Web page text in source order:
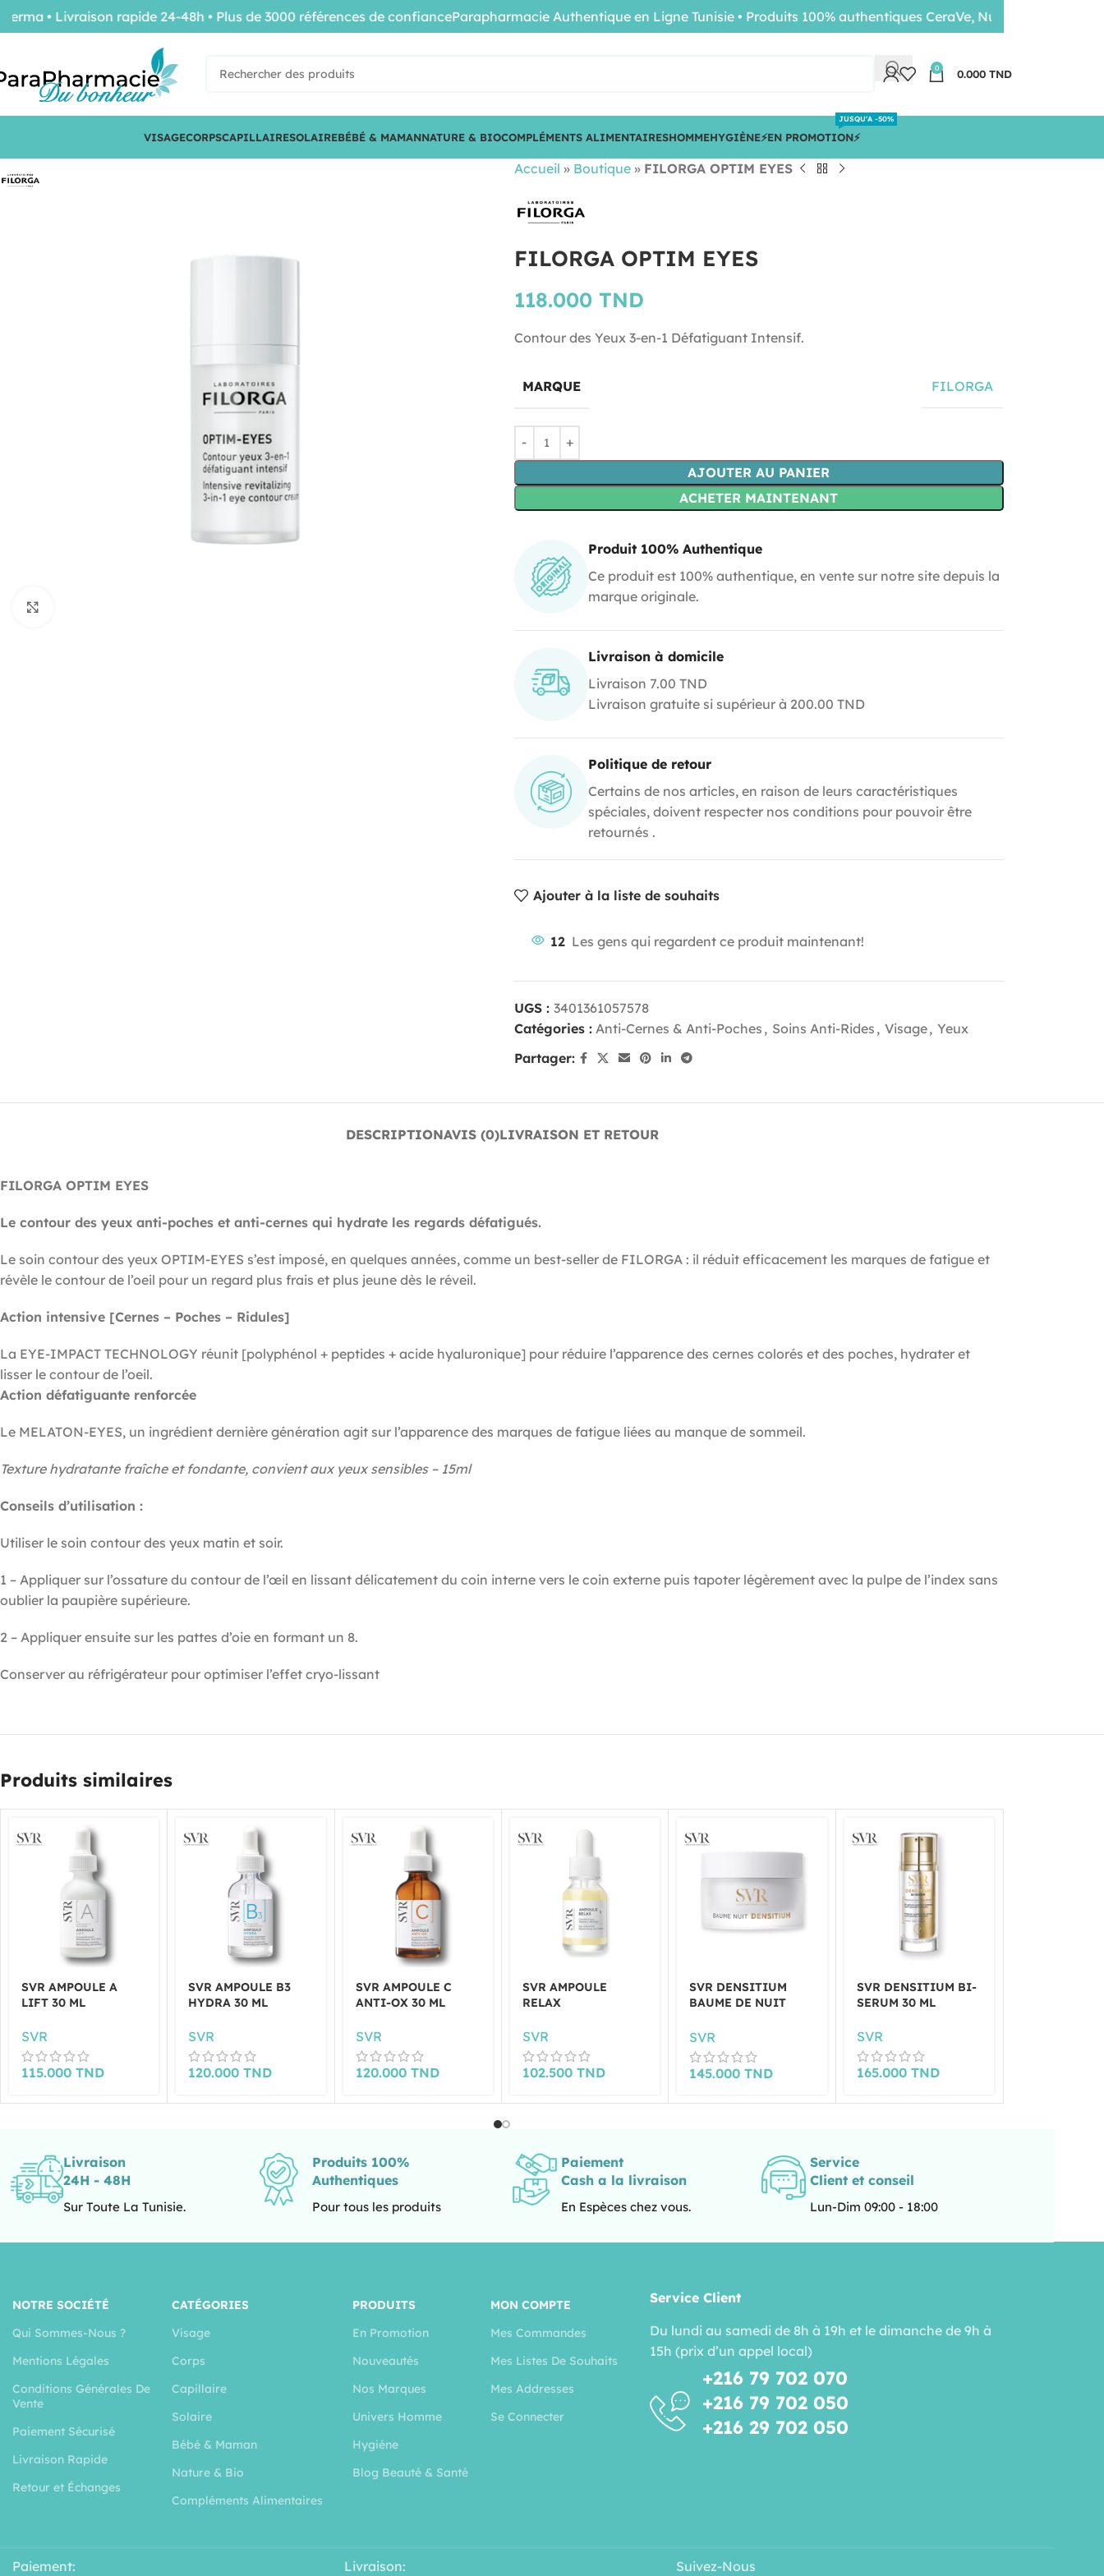
0 0.000 TND
VISAGECORPSCAPILLAIRESOLAIREBÉBÉ & MAMANNATURE & BIOCOMPLÉMENTS ALIMENTAIRESHOMMEHYGIÈNE⚡️EN PROMOTION⚡️
JUSQU'A -50%
Accueil » Boutique» FILORGA OPTIM EYES
FILORGA OPTIM EYES
118.000 TND
Contour des Yeux 3-en-1 Défatiguant Intensif.
MARQUE FILORGA
AJOUTER AU PANIER
ACHETER MAINTENANT
Produit 100% Authentique
Ce produit est 100% authentique, en vente sur notre site depuis la
marque originale.
Livraison à domicile
Livraison 7.00 TND
Livraison gratuite si supérieur à 200.00 TND
Politique de retour
Certains de nos articles, en raison de leurs caractéristiques
spéciales, doivent respecter nos conditions pour pouvoir être
retournés .
Ajouter à la liste de souhaits
12 Les gens qui regardent ce produit maintenant!
UGS : 3401361057578
Catégories : Anti-Cernes & Anti-Poches , Soins Anti-Rides , Visage, Yeux
Partager:
DESCRIPTIONAVIS (0)LIVRAISON ET RETOUR
FILORGA OPTIM EYES
Le contour des yeux anti-poches et anti-cernes qui hydrate les regards défatigués.
Le soin contour des yeux OPTIM-EYES s’est imposé, en quelques années, comme un best-seller de FILORGA : il réduit efficacement les marques de fatigue et
révèle le contour de l’oeil pour un regard plus frais et plus jeune dès le réveil.
Action intensive [Cernes – Poches – Ridules]
La EYE-IMPACT TECHNOLOGY réunit [polyphénol + peptides + acide hyaluronique] pour réduire l’apparence des cernes colorés et des poches, hydrater et
lisser le contour de l’oeil.
Action défatiguante renforcée
Le MELATON-EYES, un ingrédient dernière génération agit sur l’apparence des marques de fatigue liées au manque de sommeil.
Texture hydratante fraîche et fondante, convient aux yeux sensibles – 15ml
Conseils d’utilisation :
Utiliser le soin contour des yeux matin et soir.
1 – Appliquer sur l’ossature du contour de l’œil en lissant délicatement du coin interne vers le coin externe puis tapoter légèrement avec la pulpe de l’index sans
oublier la paupière supérieure.
2 – Appliquer ensuite sur les pattes d’oie en formant un 8.
Conserver au réfrigérateur pour optimiser l’effet cryo-lissant
Produits similaires
SVR AMPOULE A
LIFT 30 ML
SVR
115.000 TND
SVR AMPOULE B3
HYDRA 30 ML
SVR
120.000TND
SVR AMPOULE C
ANTI-OX 30 ML
SVR
120.000 TND
SVR AMPOULE
RELAX
SVR
102.500 TND
SVR DENSITIUM
BAUME DE NUIT
SVR
145.000TND
SVR DENSITIUM BI-
SERUM 30 ML
SVR
165.000 TND
Livraison
24H - 48H
Sur Toute La Tunisie.
Produits 100%
Authentiques
Pour tous les produits
Paiement
Cash a la livraison
En Espèces chez vous.
Service
Client et conseil
Lun-Dim 09:00 - 18:00
NOTRE SOCIÉTÉ
Qui Sommes-Nous ?
Mentions Légales
Conditions Générales De
Vente
Paiement Sécurisé
Livraison Rapide
Retour et Échanges
CATÉGORIES
Visage
Corps
Capillaire
Solaire
Bébé & Maman
Nature & Bio
Compléments Alimentaires
PRODUITS
En Promotion
Nouveautés
Nos Marques
Univers Homme
Hygiéne
Blog Beauté & Santé
MON COMPTE
Mes Commandes
Mes Listes De Souhaits
Mes Addresses
Se Connecter
Service Client
Du lundi au samedi de 8h à 19h et le dimanche de 9h à
15h (prix d’un appel local)
+216 79 702 070
+216 79 702 050
+216 29 702 050
Paiement: Livraison: Suivez-Nous
• Livraison rapide 24-48h • Plus de 3000 références de confianceParapharmacie Authentique en Ligne Tunisie • Produits 100% authentiques CeraVe, Nuxe, Bioderma •